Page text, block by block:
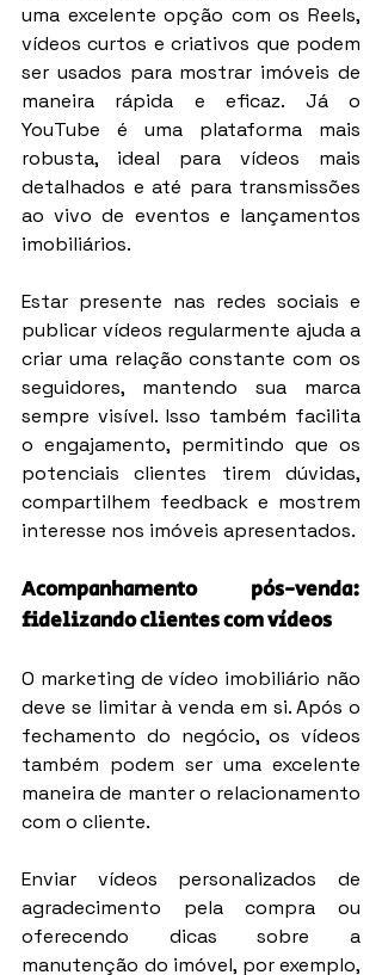
uma excelente opção com os Reels,
vídeos curtos e criativos que podem
ser usados para mostrar imóveis de
maneira rápida e eficaz. Já o
YouTube é uma plataforma mais
robusta, ideal para vídeos mais
detalhados e até para transmissões
ao vivo de eventos e lançamentos
imobiliários.
Estar presente nas redes sociais e
publicar vídeos regularmente ajuda a
criar uma relação constante com os
seguidores, mantendo sua marca
sempre visível. Isso também facilita
o engajamento, permitindo que os
potenciais clientes tirem dúvidas,
compartilhem feedback e mostrem
interesse nos imóveis apresentados.
Acompanhamento pós-venda:
fidelizando clientes com vídeos
O marketing de vídeo imobiliário não
deve se limitar à venda em si. Após o
fechamento do negócio, os vídeos
também podem ser uma excelente
maneira de manter o relacionamento
com o cliente.
Enviar vídeos personalizados de
agradecimento pela compra ou
oferecendo dicas sobre a
manutenção do imóvel, por exemplo,